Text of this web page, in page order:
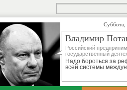
Суббота,
Владимир
Российский
государственный
Надо бороться за
всей системы